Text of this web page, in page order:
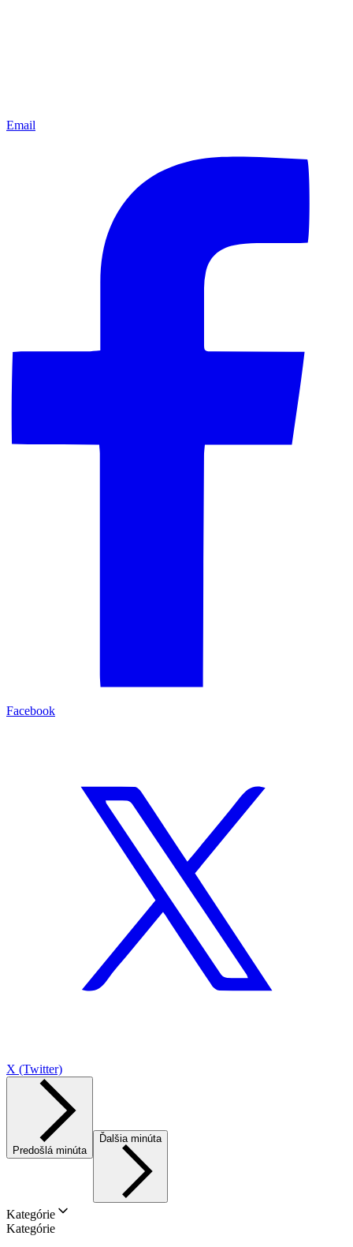
Email
Facebook
X (Twitter)
Predošlá minúta
Ďalšia minúta
Kategórie
Kategórie